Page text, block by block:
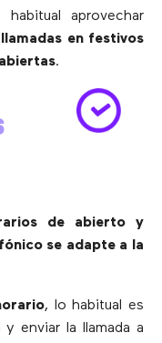
aprovechar
en festivos
.
de abierto y
se adapte a la
, lo habitual es
enviar la llamada a